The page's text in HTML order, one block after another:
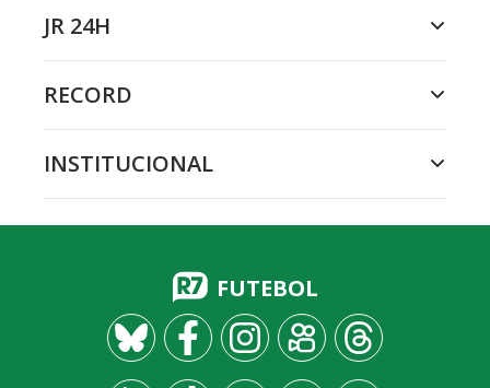
JR 24H
RECORD
INSTITUCIONAL
FUTEBOL